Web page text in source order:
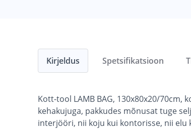
Kirjeldus
Kott-tool LAMB BAG, 130x80x20/
kehakujuga, pakkudes mõnusat tuge
interjööri, nii koju kui kontorisse, nii elu
Spetsifikatsioon